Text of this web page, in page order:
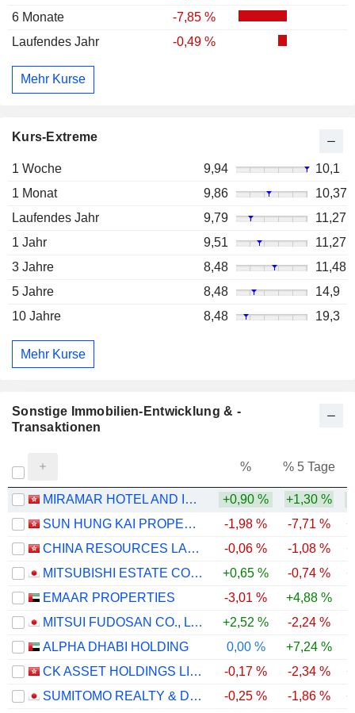
6 Monate
-7,85 %
Laufendes Jahr
-0,49 %
Mehr Kurse
Kurs-Extreme
1 Woche 9,94
10,1
1 Monat
9,86
10,37
Laufendes Jahr
9,79
11,27
1 Jahr
9,51
11,27
3 Jahre
8,48
11,48
5 Jahre
8,48
14,9
10 Jahre
8,48 19,3
Mehr Kurse
Sonstige Immobilien-Entwicklung & -
Transaktionen
% % 5 Tage
MIRAMAR HOTEL AND INVESTMENT COMPANY, LIMITED +0,90 % +1,30 %
SUN HUNG KAI PROPERTIES LIMITED
-1,98 % -7,71 %
CHINA RESOURCES LAND LIMITED
-0,06 % -1,08 %
MITSUBISHI ESTATE CO., LTD.
+0,65 % -0,74 %
EMAAR PROPERTIES
-3,01 % +4,88 %
MITSUI FUDOSAN CO., LTD.
+2,52 % -2,24 %
ALPHA DHABI HOLDING
0,00 % +7,24 %
CK ASSET HOLDINGS LIMITED
-0,17 % -2,34 %
SUMITOMO REALTY & DEVELOPMENT CO., LTD.
-0,25 % -1,86 %